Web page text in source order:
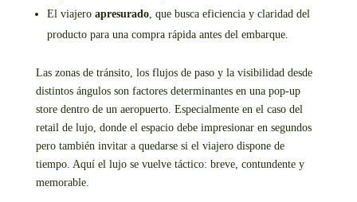
El viajero apresurado, que busca eficiencia y claridad del
producto para una compra rápida antes del embarque.
Las zonas de tránsito, los flujos de paso y la visibilidad desde
distintos ángulos son factores determinantes en una pop-up
store dentro de un aeropuerto. Especialmente en el caso del
retail de lujo, donde el espacio debe impresionar en segundos
pero también invitar a quedarse si el viajero dispone de
tiempo. Aquí el lujo se vuelve táctico: breve, contundente y
memorable.